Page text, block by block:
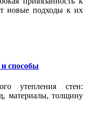
новые подходы к их
способы
утепления стен:
материалы, толщину